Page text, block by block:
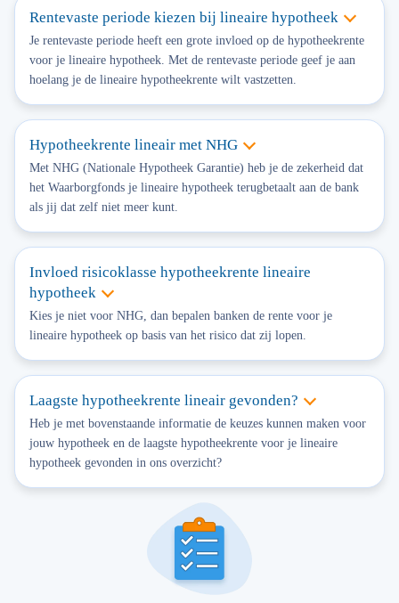
Rentevaste periode kiezen bij lineaire hypotheek
Je rentevaste periode heeft een grote invloed op de hypotheekrente
voor je lineaire hypotheek. Met de rentevaste periode geef je aan
hoelang je de lineaire hypotheekrente wilt vastzetten.
Hypotheekrente lineair met NHG
Met NHG (Nationale Hypotheek Garantie) heb je de zekerheid dat
het Waarborgfonds je lineaire hypotheek terugbetaalt aan de bank
als jij dat zelf niet meer kunt.
Invloed risicoklasse hypotheekrente lineaire
hypotheek
Kies je niet voor NHG, dan bepalen banken de rente voor je
lineaire hypotheek op basis van het risico dat zij lopen.
Laagste hypotheekrente lineair gevonden?
Heb je met bovenstaande informatie de keuzes kunnen maken voor
jouw hypotheek en de laagste hypotheekrente voor je lineaire
hypotheek gevonden in ons overzicht?